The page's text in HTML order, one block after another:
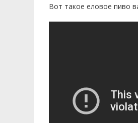
Вот такое еловое пиво